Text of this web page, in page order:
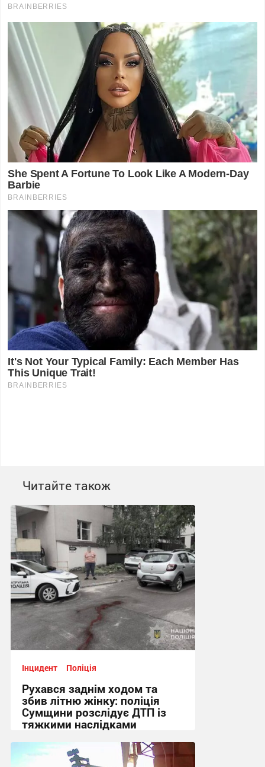
Читайте також
Інцидент Поліція
Рухався заднім ходом та
збив літню жінку: поліція
Сумщини розслідує ДТП із
тяжкими наслідками
10:20, 10.07.2026